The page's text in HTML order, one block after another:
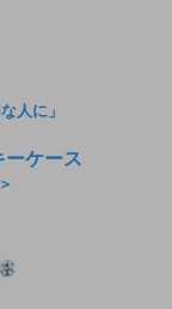
人に」
ーケース